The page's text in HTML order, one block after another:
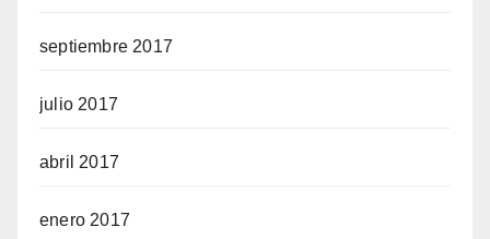
septiembre 2017
julio 2017
abril 2017
enero 2017